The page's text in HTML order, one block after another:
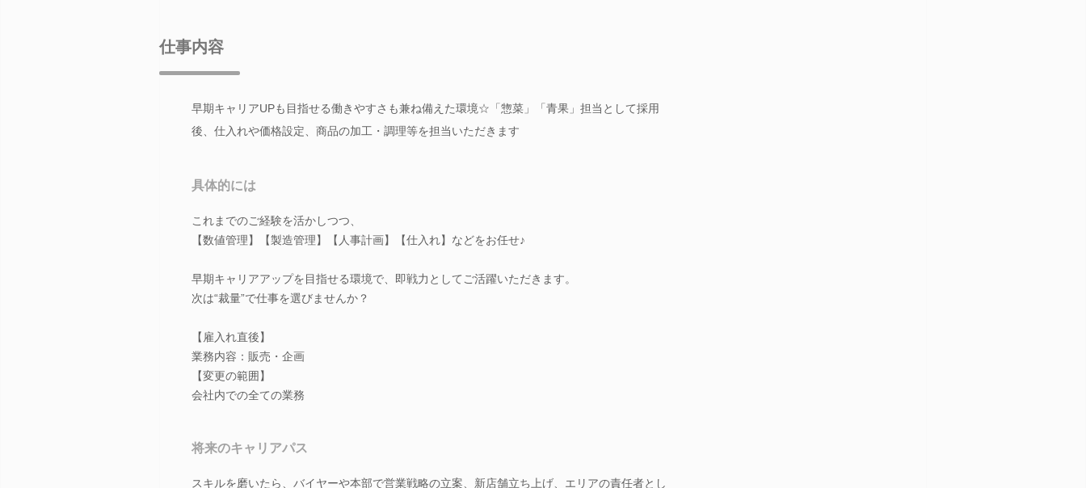
仕事内容
早期キャリアUPも目指せる働きやすさも兼ね備えた環境☆「惣菜」「青果」担当として採用
後、仕入れや価格設定、商品の加工・調理等を担当いただきます
具体的には
これまでのご経験を活かしつつ、
【数値管理】【製造管理】【人事計画】【仕入れ】などをお任せ♪
早期キャリアアップを目指せる環境で、即戦力としてご活躍いただきます。
次は“裁量”で仕事を選びませんか？
【雇入れ直後】
業務内容：販売・企画
【変更の範囲】
会社内での全ての業務
将来のキャリアパス
スキルを磨いたら、バイヤーや本部で営業戦略の立案、新店舗立ち上げ、エリアの責任者とし